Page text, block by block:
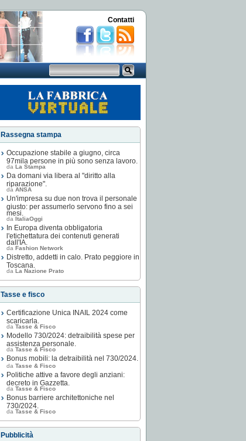
Contatti
Rassegna stampa
Occupazione stabile a giugno, circa
97mila persone in più sono senza lavoro.
da La Stampa
Da domani via libera al "diritto alla
riparazione".
da ANSA
Un'impresa su due non trova il personale
giusto: per assumerlo servono fino a sei
mesi.
da ItaliaOggi
In Europa diventa obbligatoria
l'etichettatura dei contenuti generati
dall'IA.
da Fashion Network
Distretto, addetti in calo. Prato peggiore in
Toscana.
da La Nazione Prato
Tasse e fisco
Certificazione Unica INAIL 2024 come
scaricarla.
da Tasse & Fisco
Modello 730/2024: detraibilità spese per
assistenza personale.
da Tasse & Fisco
Bonus mobili: la detraibilità nel 730/2024.
da Tasse & Fisco
Politiche attive a favore degli anziani:
decreto in Gazzetta.
da Tasse & Fisco
Bonus barriere architettoniche nel
730/2024.
da Tasse & Fisco
Pubblicità